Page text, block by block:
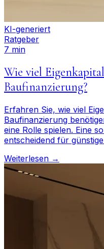
KI-generiert
Ratgeber
7 min
Wie viel
Baufinanzierung?
Erfahren Sie, wie viel
Baufinanzierung
eine Rolle spielen. Eine
entscheidend für
Weiterlesen →